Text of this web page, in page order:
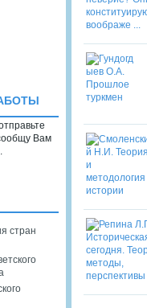
Вам
стран